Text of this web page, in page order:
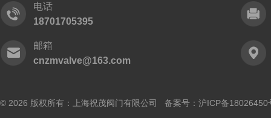
电话
18701705395
邮箱
cnzmvalve@163.com
© 2026 版权所有：上海祝茂阀门有限公司 备案号： 沪ICP备18026450